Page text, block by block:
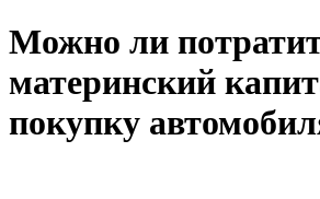
Можно ли
материнский
покупку